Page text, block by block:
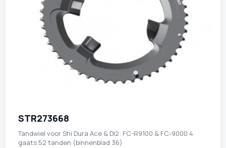
STR273668
Tandwiel voor Shi Dura Ace & DI2: FC-R9100 & FC-9000 4
gaats 52 tanden (binnenblad 36)